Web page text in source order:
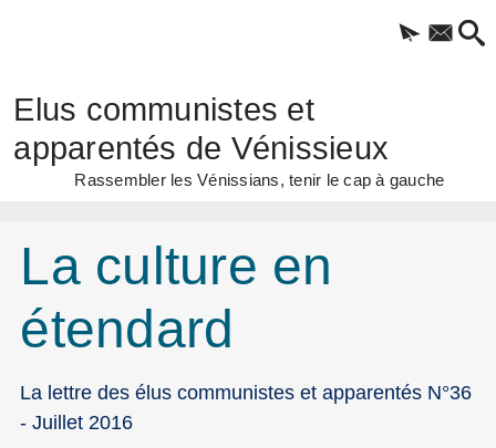
Elus communistes et
apparentés de Vénissieux
Rassembler les Vénissians, tenir le cap à gauche
La culture en
étendard
La lettre des élus communistes et apparentés N°36
- Juillet 2016